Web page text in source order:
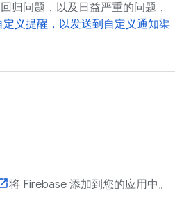
归问题，以及日益严重的问题，
定义提醒，以发送到自定义通知渠
将 Firebase 添加到您的应用中。